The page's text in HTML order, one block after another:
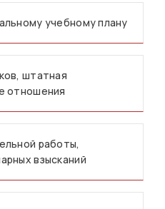
учебному плану
штатная
отношения
работы,
взысканий